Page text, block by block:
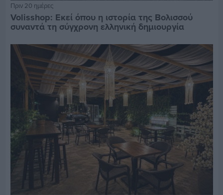
Πριν 20 ημέρες
Volisshop: Εκεί όπου η ιστορία της Βολισσού
συναντά τη σύγχρονη ελληνική δημιουργία